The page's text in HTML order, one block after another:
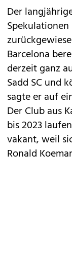
Der
Barcelona
derzeit ganz
Sadd SC und
sagte er auf
Der Club aus
bis 2023
vakant, weil
Ronald